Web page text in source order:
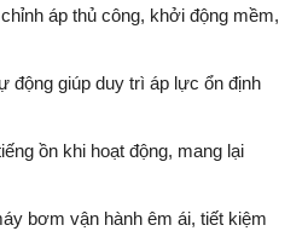
áp thủ công, khởi động mềm,
động giúp duy trì áp lực ổn định
ồn khi hoạt động, mang lại
bơm vận hành êm ái, tiết kiệm